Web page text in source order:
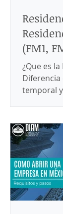
(FM1,
Visas
¿Que es la
temporal